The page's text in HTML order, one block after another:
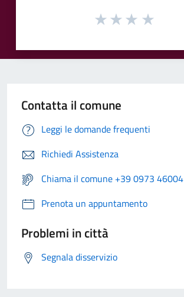
Contatta il comune
Leggi le domande frequenti
Richiedi Assistenza
Chiama il comune +39 0973 46004
Prenota un appuntamento
Problemi in città
Segnala disservizio